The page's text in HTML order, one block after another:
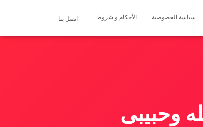
سياسة الخصوصية الأحكام و شروط اتصل بنا
وحبيبى